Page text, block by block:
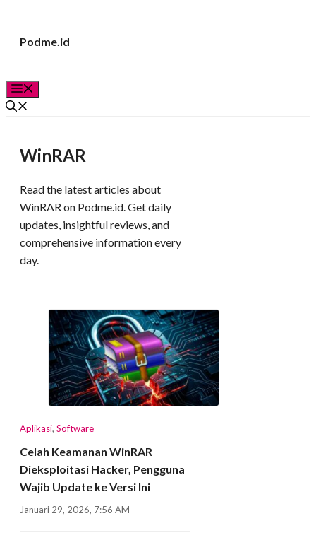
Podme.id
WinRAR
Read the latest articles about
WinRAR on Podme.id. Get daily
updates, insightful reviews, and
comprehensive information every
day.
Aplikasi, Software
Celah Keamanan WinRAR
Dieksploitasi Hacker, Pengguna
Wajib Update ke Versi Ini
Januari 29, 2026, 7:56 AM